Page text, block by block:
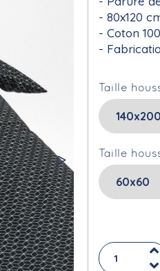
80x120
Coton
Taille
Taille